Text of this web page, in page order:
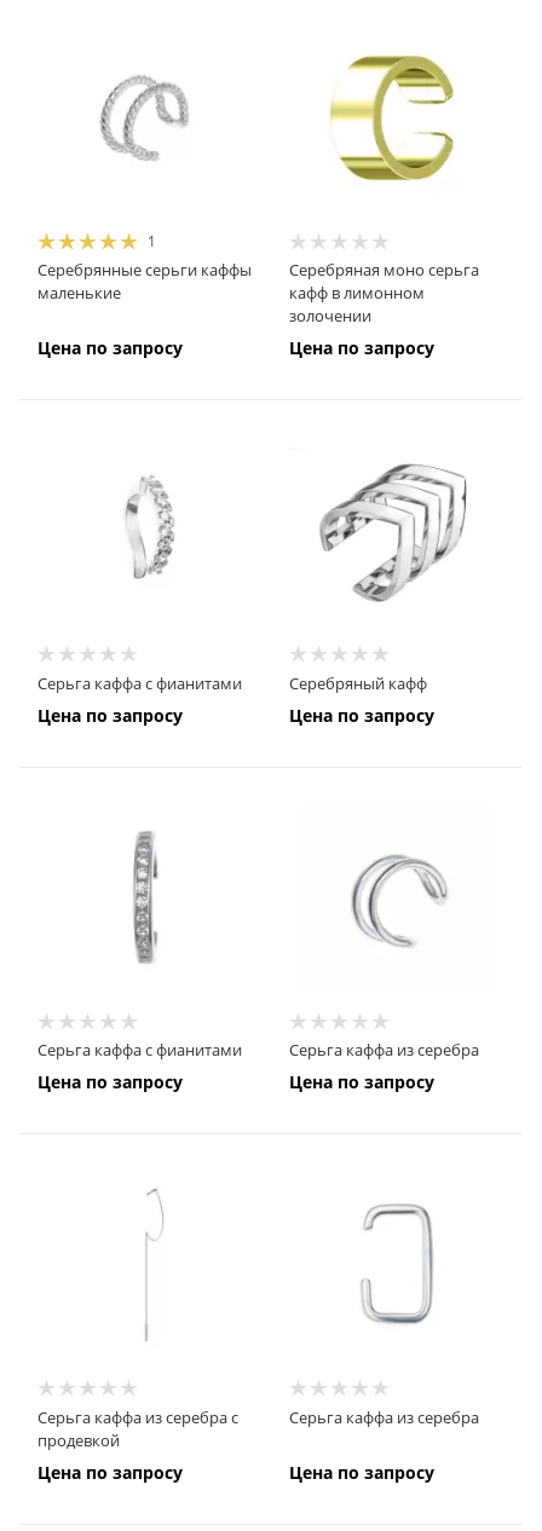
1
Серебрянные серьги каффы
маленькие
Цена по запросу
Серебряная моно серьга
кафф в лимонном
золочении
Цена по запросу
Серьга каффа с фианитами
Цена по запросу
Серебряный кафф
Цена по запросу
Серьга каффа с фианитами
Цена по запросу
Серьга каффа из серебра
Цена по запросу
Серьга каффа из серебра с
продевкой
Цена по запросу
Серьга каффа из серебра
Цена по запросу